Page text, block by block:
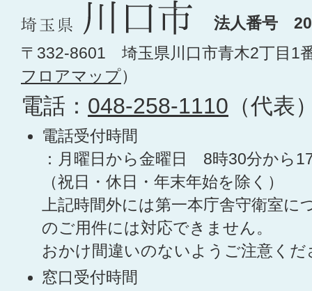
法人番号
〒332-8601 埼玉県川口市青木2丁目1
フロアマップ）
電話： 048-258-1110 （代表
電話受付時間
：月曜日から金曜日 8時30分から
（祝日・休日・年末年始を除く）
上記時間外には第一本庁舎守衛室に
のご用件には対応できません。
おかけ間違いのないようご注意くだ
窓口受付時間